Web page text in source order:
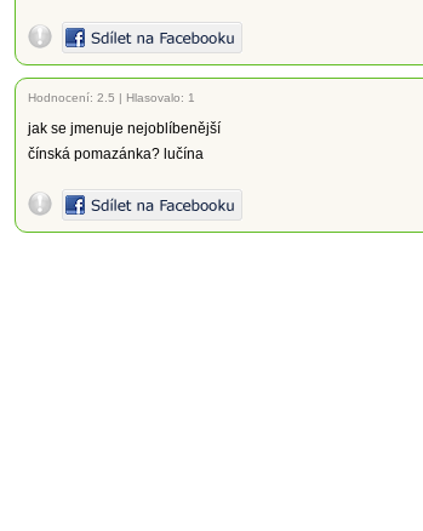
Hodnocení: 2.5 | Hlasovalo: 1
jak se jmenuje nejoblíbenější
čínská pomazánka? lučína